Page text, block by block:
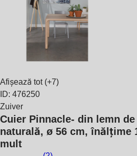
Afișează tot(+7)
ID: 476250
Zuiver
Cuier Pinnacle- din lemn
naturală, ø 56 cm, înălțime
mult